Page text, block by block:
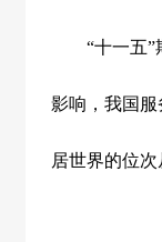
“十一五”期
影响，我国
居世界的位次